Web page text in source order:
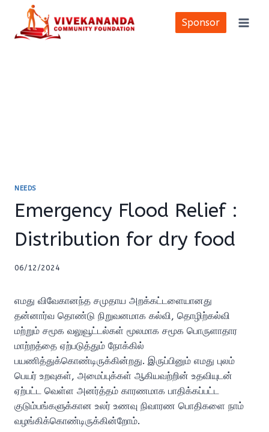
content
Sponsor
NEEDS
Emergency Flood Relief :
Distribution for dry food
06/12/2024
எமது விவேகானந்த சமுதாய அறக்கட்டளையானது
தன்னார்வ தொண்டு நிறுவனமாக கல்வி, தொழிற்கல்வி
மற்றும் சமூக வலுவூட்டல்கள் மூலமாக சமூக பொருளாதார
மாற்றத்தை ஏற்படுத்தும் நோக்கில்
பயணித்துக்கொண்டிருக்கின்றது. இருப்பினும் எமது புலம்
பெயர் உறவுகள், அமைப்புக்கள் ஆகியவற்றின் உதவியுடன்
ஏற்பட்ட வெள்ள அனர்த்தம் காரணமாக பாதிக்கப்பட்ட
குடும்பங்களுக்கான உலர் உணவு நிவாரண பொதிகளை நாம்
வழங்கிக்கொண்டிருக்கின்றோம்.